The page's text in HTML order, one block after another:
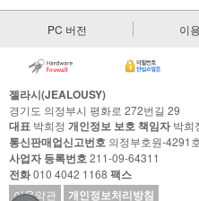
PC 버전 이
젤라시(JEALOUSY)
경기도 의정부시 평화로 272번길 29
대표 박희정 개인정보 보호 책임자박희
통신판매업신고번호 의정부호원-4291
사업자 등록번호211-09-64311
전화010 4042 1168 팩스
이용약관 개인정보처리방침